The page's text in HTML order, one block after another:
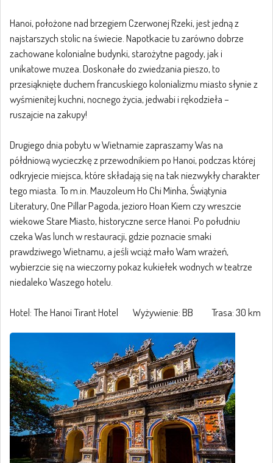
Hanoi, położone nad brzegiem Czerwonej Rzeki, jest jedną z
najstarszych stolic na świecie. Napotkacie tu zarówno dobrze
zachowane kolonialne budynki, starożytne pagody, jak i
unikatowe muzea. Doskonałe do zwiedzania pieszo, to
przesiąknięte duchem francuskiego kolonializmu miasto słynie z
wyśmienitej kuchni, nocnego życia, jedwabi i rękodzieła –
ruszajcie na zakupy!
Drugiego dnia pobytu w Wietnamie zapraszamy Was na
półdniową wycieczkę z przewodnikiem po Hanoi, podczas której
odkryjecie miejsca, które składają się na tak niezwykły charakter
tego miasta. To m.in. Mauzoleum Ho Chi Minha, Świątynia
Literatury, One Pillar Pagoda, jezioro Hoan Kiem czy wreszcie
wiekowe Stare Miasto, historyczne serce Hanoi. Po południu
czeka Was lunch w restauracji, gdzie poznacie smaki
prawdziwego Wietnamu, a jeśli wciąż mało Wam wrażeń,
wybierzcie się na wieczorny pokaz kukiełek wodnych w teatrze
niedaleko Waszego hotelu.
Hotel: The Hanoi Tirant Hotel Wyżywienie: BB Trasa: 30 km